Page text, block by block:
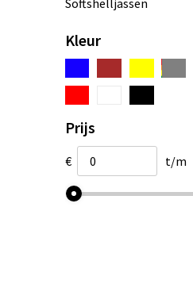
Softshelljassen
Kleur
Prijs
€ t/m